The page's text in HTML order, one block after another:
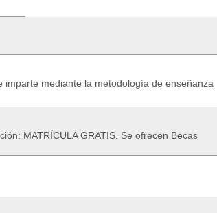
imparte mediante la metodología de enseñanza
MATRÍCULA GRATIS. Se ofrecen Becas